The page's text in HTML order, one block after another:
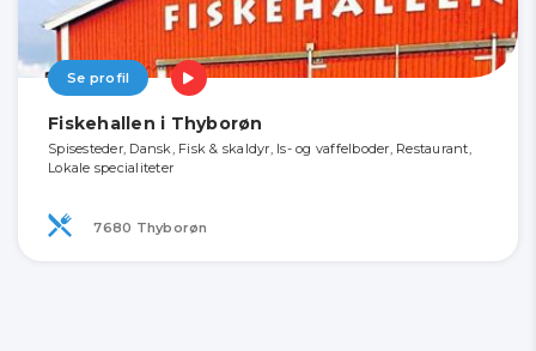
Se profil
Fiskehallen i Thyborøn
Spisesteder, Dansk, Fisk & skaldyr, Is- og vaffelboder, Restaurant,
Lokale specialiteter
7680 Thyborøn